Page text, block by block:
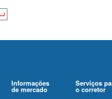
Informações
de mercado
Serviços
o corretor